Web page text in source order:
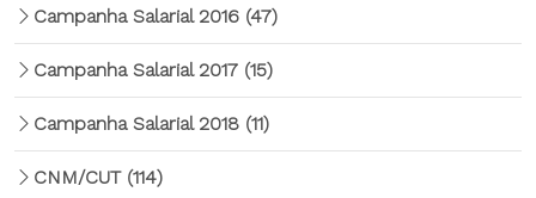
Campanha Salarial 2016 (47)
Campanha Salarial 2017 (15)
Campanha Salarial 2018 (11)
CNM/CUT (114)